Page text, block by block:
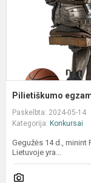
Pilietiškumo
Paskelbta: 2024-05-14
Kategorija: Konkursai
Gegužės 14 d., minint
Lietuvoje yra...